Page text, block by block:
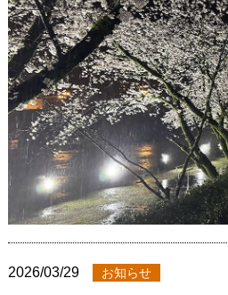
2026/03/29 お知らせ